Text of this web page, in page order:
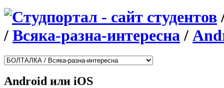
/ Всяка-разна-интересна/
Android или iOS